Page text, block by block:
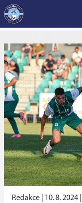
Redakce | 10. 8. 2024